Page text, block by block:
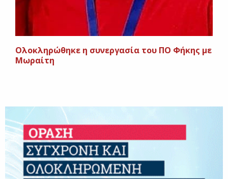
Ολοκληρώθηκε η συνεργασία του ΠΟ Φήκης με
Μωραίτη